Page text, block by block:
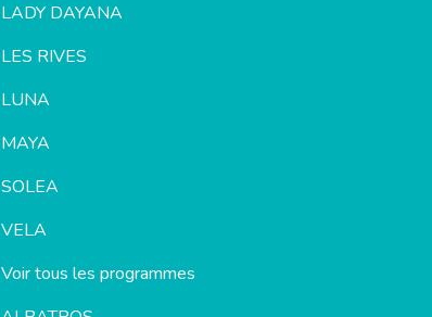
LADY DAYANA
LES RIVES
LUNA
MAYA
SOLEA
VELA
Voir tous les programmes